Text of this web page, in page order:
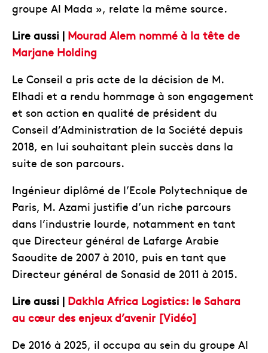
groupe Al Mada », relate la même source.
Lire aussi | Mourad Alem nommé à la tête de
Marjane Holding
Le Conseil a pris acte de la décision de M.
Elhadi et a rendu hommage à son engagement
et son action en qualité de président du
Conseil d’Administration de la Société depuis
2018, en lui souhaitant plein succès dans la
suite de son parcours.
Ingénieur diplômé de l’Ecole Polytechnique de
Paris, M. Azami justifie d’un riche parcours
dans l’industrie lourde, notamment en tant
que Directeur général de Lafarge Arabie
Saoudite de 2007 à 2010, puis en tant que
Directeur général de Sonasid de 2011 à 2015.
Lire aussi | Dakhla Africa Logistics: le Sahara
au cœur des enjeux d’avenir [Vidéo]
De 2016 à 2025, il occupa au sein du groupe Al